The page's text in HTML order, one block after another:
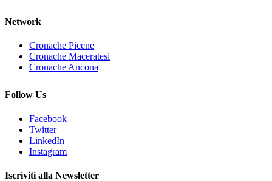
Network
Cronache Picene
Cronache Maceratesi
Cronache Ancona
Follow Us
Facebook
Twitter
LinkedIn
Instagram
Iscriviti alla Newsletter